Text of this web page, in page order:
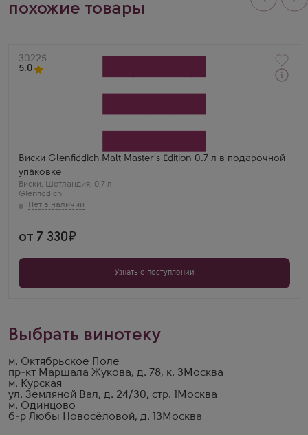
похожие товары
Артикул
30225
5.0
Виски Glenfiddich Malt Master's Edition 0.7 л в подарочной
упаковке
Виски, Шотландия, 0,7 л
Glenfiddich
Glenfiddich
Западное Высокогорье, Хайленд (Высокогорье)
Выдержка
12 лет
Валентина Р.
дерзкий вкус. Настоящий эксперимент!
от 7 330
Узнать о поступлении
Выбрать винотеку
м. Октябрьское Поле
пр-кт Маршала Жукова, д. 78, к. 3 Москва
м. Курская
ул. Земляной Вал, д. 24/30, стр. 1
Москва
м. Одинцово
б-р Любы Новосёловой, д. 13 Москва